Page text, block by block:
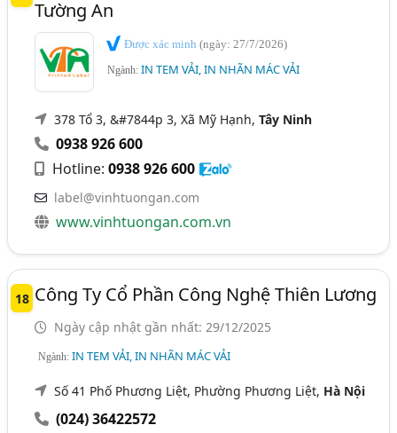
Tường An
Được xác minh(ngày: 27/7/2026)
Ngành:IN TEM VẢI, IN NHÃN MÁC VẢI
378 Tổ 3, &#7844p 3, Xã Mỹ Hạnh,Tây Ninh
0938 926 600
Hotline:0938 926 600
label@vinhtuongan.com
www.vinhtuongan.com.vn
18 Công Ty Cổ Phần Công Nghệ Thiên Lương
Ngày cập nhật gần nhất: 29/12/2025
Ngành:IN TEM VẢI, IN NHÃN MÁC VẢI
Số 41 Phố Phương Liệt, Phường Phương Liệt, Hà Nội
(024) 36422572